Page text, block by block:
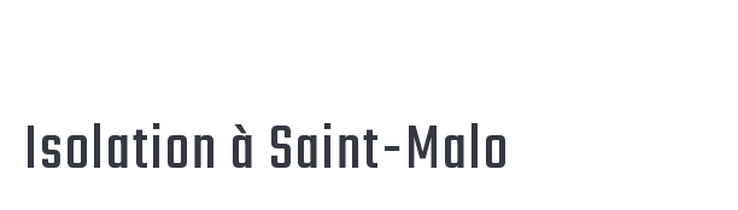
Isolation à Saint-Malo